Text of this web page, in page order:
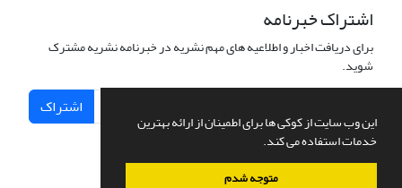
این وب سایت از کوکی ها برای اطمینان از ارائه بهترین
خدمات استفاده می کند.
متوجه شدم
اشتراک خبرنامه
برای دریافت اخبار و اطلاعیه های مهم نشریه در خبرنامه نشریه مشترک
شوید.
اشتراک